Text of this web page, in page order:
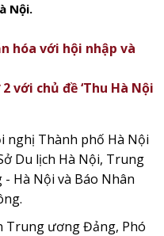
Nội.
hóa với hội nhập và
với chủ đề ‘Thu Hà Nội
nghị Thành phố Hà Nội
Du lịch Hà Nội, Trung
Hà Nội và Báo Nhân
Trung ương Đảng, Phó